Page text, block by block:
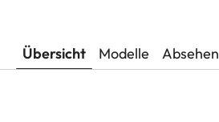
Übersicht Modelle Absehen